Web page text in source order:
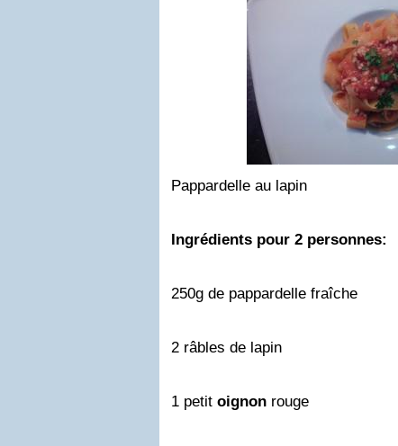
Pappardelle au lapin
Ingrédients pour 2 personnes:
250g de pappardelle fraîche
2 râbles de lapin
1 petit oignon rouge